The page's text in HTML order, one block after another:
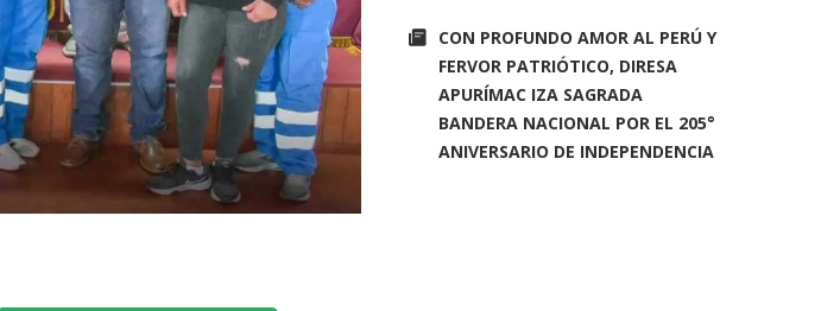
CON PROFUNDO AMOR AL PERÚ Y
FERVOR PATRIÓTICO, DIRESA
APURÍMAC IZA SAGRADA
BANDERA NACIONAL POR EL 205°
ANIVERSARIO DE INDEPENDENCIA